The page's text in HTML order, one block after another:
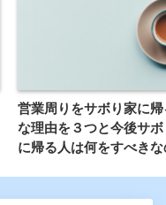
営業周りをサボり家に
な理由を３つと今後サ
に帰る人は何をすべき